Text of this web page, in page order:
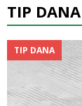
TIP DANA
TIP DANA